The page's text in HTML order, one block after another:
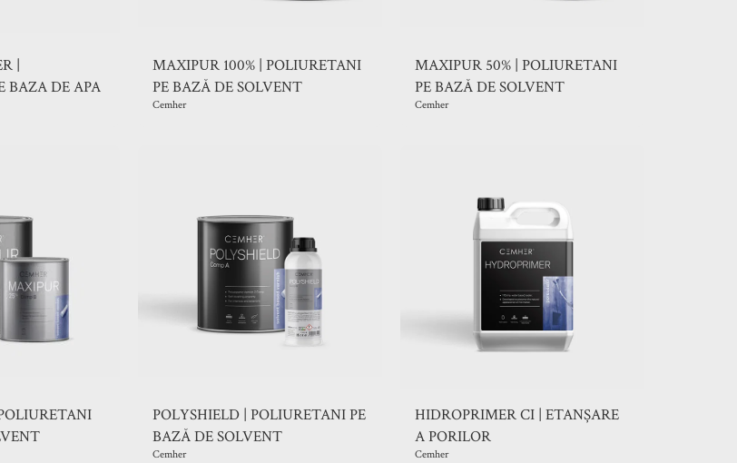
|
BAZA DE APA
MAXIPUR 100% | POLIURETANI
PE BAZĂ DE SOLVENT
Cemher
MAXIPUR 50% | POLIURETANI
PE BAZĂ DE SOLVENT
Cemher
POLYSHIELD | POLIURETANI PE
BAZĂ DE SOLVENT
Cemher
HIDROPRIMER CI | ETANȘARE
A PORILOR
Cemher